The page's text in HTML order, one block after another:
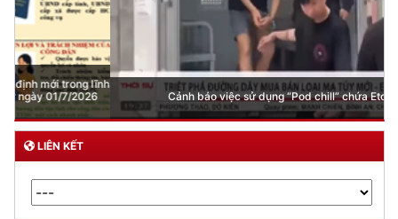
Cảnh báo việc sử dụng “Pod chill” chứa Etomidate
LIÊN KẾT